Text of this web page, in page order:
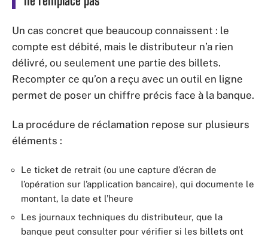
Un cas concret que beaucoup connaissent : le
compte est débité, mais le distributeur n’a rien
délivré, ou seulement une partie des billets.
Recompter ce qu’on a reçu avec un outil en ligne
permet de poser un chiffre précis face à la banque.
La procédure de réclamation repose sur plusieurs
éléments :
Le ticket de retrait (ou une capture d’écran de
l’opération sur l’application bancaire), qui documente le
montant, la date et l’heure
Les journaux techniques du distributeur, que la
banque peut consulter pour vérifier si les billets ont